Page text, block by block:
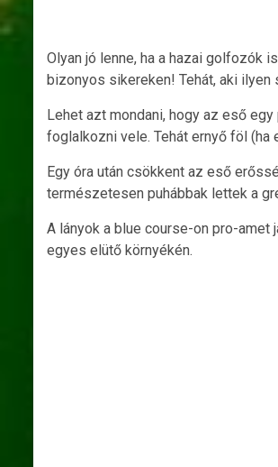
Olyan jó lenne, ha a hazai golfozók
bizonyos sikereken! Tehát, aki
Lehet azt mondani, hogy az eső
foglalkozni vele. Tehát ernyő föl (ha
Egy óra után csökkent az eső
természetesen puhábbak lettek a
A lányok a blue course-on pro-
egyes elütő környékén.